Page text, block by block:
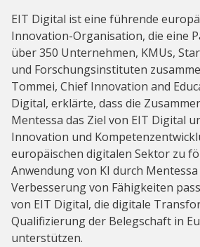
EIT Digital ist eine führende
Innovation-Organisation, die eine
über 350 Unternehmen, KMUs,
und Forschungsinstituten
Tommei, Chief Innovation and
Digital, erklärte, dass die
Mentessa das Ziel von EIT Digital
Innovation und
europäischen digitalen Sektor zu
Anwendung von KI durch
Verbesserung von Fähigkeiten
von EIT Digital, die digitale
Qualifizierung der Belegschaft in
unterstützen.